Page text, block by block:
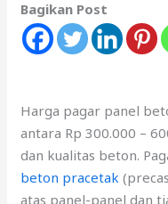
Bagikan Post
Harga pagar panel
antara Rp 300.000 –
dan kualitas beton.
beton pracetak
atas panel-panel dan